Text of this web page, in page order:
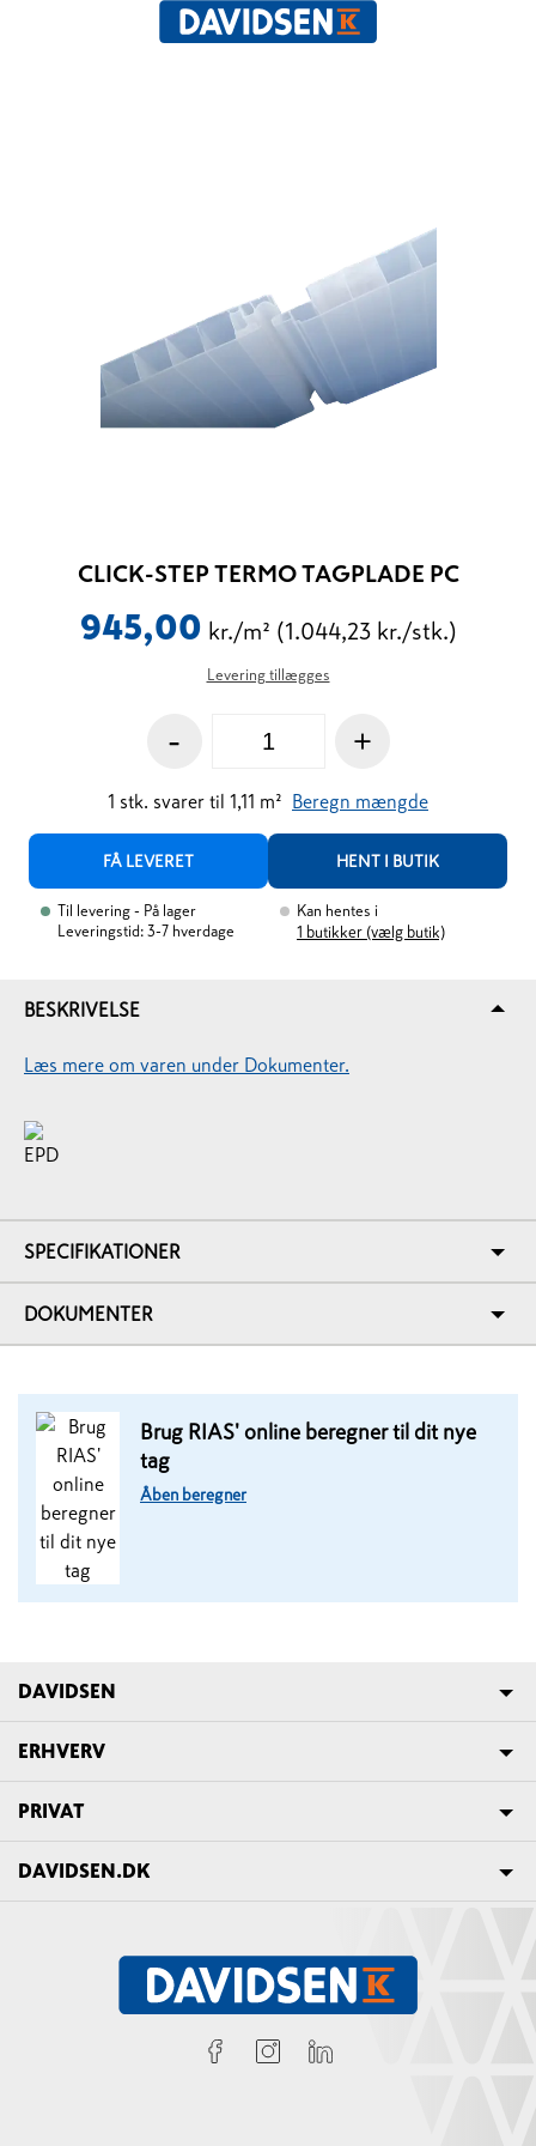
CLICK-STEP TERMO TAGPLADE PC
945,00 kr./m² (1.044,23 kr./stk.)
Levering tillægges
- +
1 stk. svarer til 1,11 m² Beregn mængde
FÅ LEVERET HENT I BUTIK
Til levering - På lager
Leveringstid: 3-7 hverdage
Kan hentes i
1 butikker (vælg butik)
BESKRIVELSE
Læs mere om varen under Dokumenter.
SPECIFIKATIONER
DOKUMENTER
Brug RIAS' online beregner til dit nye
tag
Åben beregner
DAVIDSEN
ERHVERV
PRIVAT
DAVIDSEN.DK